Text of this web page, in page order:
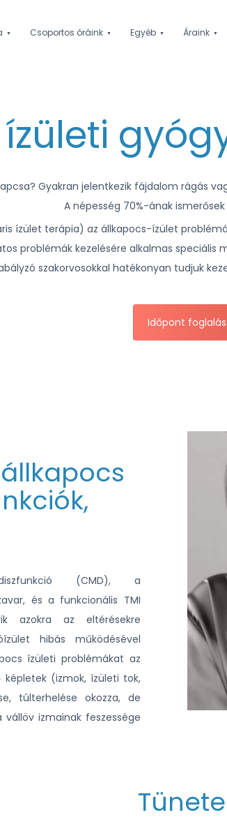
Csoportos óráink Egyéb Áraink
Gyakran jelentkezik fájdalom rágás
A népesség 70%-ának
ízület terápia) az állkapocs-ízület
problémák kezelésére alkalmas
szakorvosokkal hatékonyan tudjuk
Időpont foglalás
(CMD), a
és a funkcionális TMI
azokra az eltérésekre
hibás működésével
ízületi problémákat az
(izmok, ízületi tok,
túlterhelése okozza, de
izmainak feszessége